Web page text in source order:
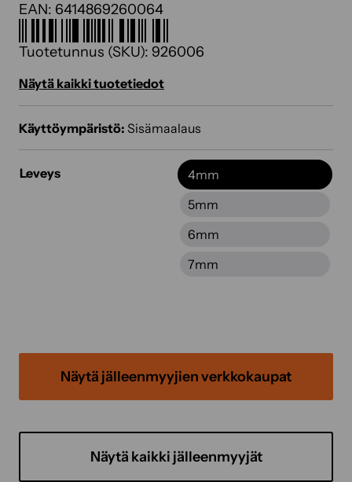
EAN: 6414869260064
Tuotetunnus (SKU): 926006
Näytä kaikki tuotetiedot
Käyttöympäristö: Sisämaalaus
Leveys
4mm
5mm
6mm
7mm
Näytä jälleenmyyjien verkkokaupat
Näytä kaikki jälleenmyyjät